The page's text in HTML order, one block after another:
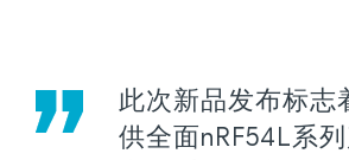
此次新品发布标志
供全面nRF54L系